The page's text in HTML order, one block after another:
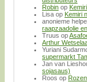
Robin op
Lisa op Kemiri
anonieme
raapzaadolie
Truus op
Arthur
Yuriani
supermarkt
Jan van
sojasaus)
Roos op